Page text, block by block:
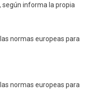
informa la propia